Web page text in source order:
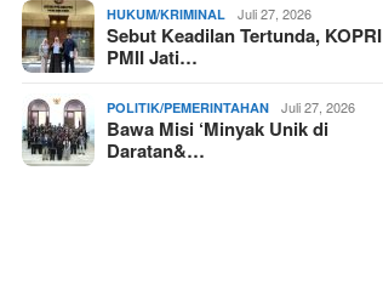
HUKUM/KRIMINAL Juli 27, 2026
Sebut Keadilan Tertunda, KOPRI
PMII Jati…
POLITIK/PEMERINTAHAN Juli 27, 2026
Bawa Misi ‘Minyak Unik di
Daratan&…